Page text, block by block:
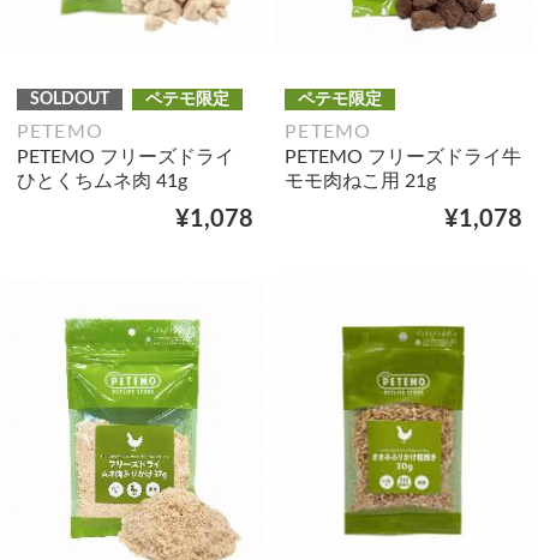
SOLDOUT ペテモ限定
PETEMO
PETEMO フリーズドライ
ひとくちムネ肉 41g
¥1,078
ペテモ限定
PETEMO
PETEMO フリーズドライ牛
モモ肉ねこ用 21g
¥1,078